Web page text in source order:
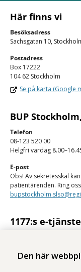
Den här
Här finns vi
Besöksadress
Sachsgatan 10,
Postadress
Box 17222
104 62 Stockholm
Se på karta (Google
BUP
Telefon
08-123 520 00
Helgfri vardag
E-post
Obs! Av sekretesskäl
patientärenden. Ring
1177:s e-
Logga in på 1177